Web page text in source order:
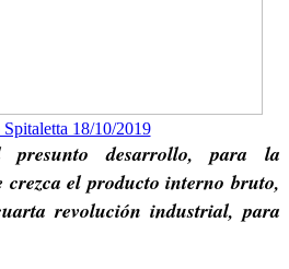
18/10/2019
desarrollo, para la
el producto interno bruto,
revolución industrial, para